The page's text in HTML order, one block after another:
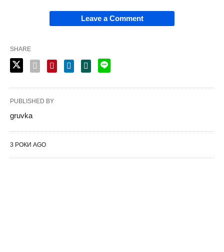
Leave a Comment
SHARE
PUBLISHED BY
gruvka
3 РОКИ AGO